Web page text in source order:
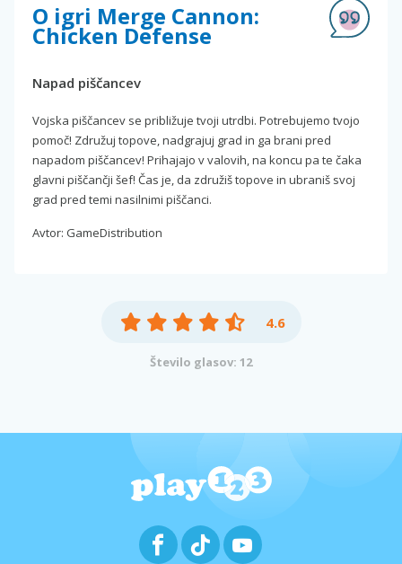
O igri Merge Cannon:
Chicken Defense
Napad piščancev
Vojska piščancev se približuje tvoji utrdbi. Potrebujemo tvojo
pomoč! Združuj topove, nadgrajuj grad in ga brani pred
napadom piščancev! Prihajajo v valovih, na koncu pa te čaka
glavni piščančji šef! Čas je, da združiš topove in ubraniš svoj
grad pred temi nasilnimi piščanci.
Avtor: GameDistribution
4.6
Število glasov: 12